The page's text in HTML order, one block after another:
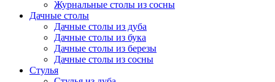
Журнальные столы из сосны
Дачные столы
Дачные столы из дуба
Дачные столы из бука
Дачные столы из березы
Дачные столы из сосны
Стулья